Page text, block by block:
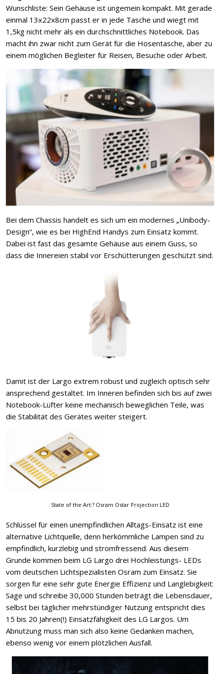
Wunschliste: Sein Gehäuse ist ungemein kompakt. Mit gerade
einmal 13x22x8cm passt er in jede Tasche und wiegt mit
1,5kg nicht mehr als ein durchschnittliches Notebook. Das
macht ihn zwar nicht zum Gerät für die Hosentasche, aber zu
einem möglichen Begleiter für Reisen, Besuche oder Arbeit.
Bei dem Chassis handelt es sich um ein modernes „Unibody-
Design“, wie es bei HighEnd Handys zum Einsatz kommt.
Dabei ist fast das gesamte Gehäuse aus einem Guss, so
dass die Innereien stabil vor Erschütterungen geschützt sind.
Damit ist der Largo extrem robust und zugleich optisch sehr
ansprechend gestaltet. Im Inneren befinden sich bis auf zwei
Notebook-Lüfter keine mechanisch beweglichen Teile, was
die Stabilität des Gerätes weiter steigert.
State of the Art:? Osram Ostar Projection LED
Schlüssel für einen unempfindlichen Alltags-Einsatz ist eine
alternative Lichtquelle, denn herkömmliche Lampen sind zu
empfindlich, kurzlebig und stromfressend. Aus diesem
Grunde kommen beim LG Largo drei Hochleistungs- LEDs
vom deutschen Lichtspezialisten Osram zum Einsatz. Sie
sorgen für eine sehr gute Energie Effizienz und Langlebigkeit:
Sage und schreibe 30,000 Stunden beträgt die Lebensdauer,
selbst bei täglicher mehrstündiger Nutzung entspricht dies
15 bis 20 Jahren(!) Einsatzfähigkeit des LG Largos. Um
Abnutzung muss man sich also keine Gedanken machen,
ebenso wenig vor einem plötzlichen Ausfall.